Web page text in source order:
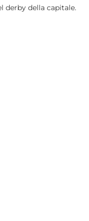
derby della capitale.